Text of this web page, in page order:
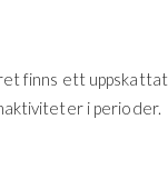
finns ett uppskattat
i perioder.